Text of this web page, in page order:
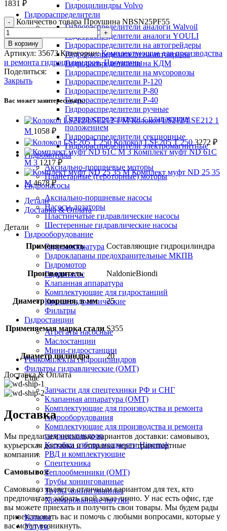
Гидроцилиндры Volvo
Гидрораспределители
Гидрораспределители аналоги Walvoil
Гидрораспределители аналоги YOULI
Гидрораспределители на автогрейдеры
Гидрораспределители на автокраны
Гидрораспределители на КДМ
Гидрораспределители на мусоровозы
Гидрораспределители Р-120
Гидрораспределители Р-80
Гидрораспределители Р-40
Гидрораспределители ручные
Гидрораспределители с плавающим
положением
Гидрораспределители секционные
Гидрораспределители электромагнитные
Гидромоторы
Аксиально-поршневые моторы
Планетарные (героторные) моторы
Гидронасосы
Аксиально-поршневые насосы
Насосы-дозаторы
Пластинчатые гидравлические насосы
Шестеренные гидравлические насосы
Гидрооборудование
Гидроаппаратура
Гидроклапаны предохранительные МКПВ
Гидромотор
Гидронасос
Клапанная аппаратура
Комплектующие для гидростанций
Краны гидравлические
Фильтры
Гидростанции
Агрегаты насосные
Маслостанции
Мини-гидростанции
Ремкомплекты гидроцилиндров
Фильтры гидравлические (OMT)
Еще
Запчасти для спецтехники РФ и СНГ
Клапанная аппаратура (OMT)
Комплектующие для производства и ремонта
гидрооборудования
Комплектующие для производства и ремонта
гидроцилиндров
Коробки отбора мощности Hipomak
РВД и комплектующие
Спецтехника
Теплообменники (OMT)
Трубы хонингованные
Трубы хонингованные
Хромированные прутки
Каталог
Услуги
1831 ₽
Количество товара Проушина NBSN25PF55
В корзину
Артикул: 35673Категории: Комплектующие для производства
и ремонта гидроцилиндров, Проушины
Поделиться:
Закрыть
Вас может заинтересовать:
Колокол LS212/LSE212 1
M 1058 ₽
Колокол LSE205 T 250 3272 ₽
Комплект муфт ND 61C
M 3 1217 ₽
Комплект муфт ND 25 35
M4678₽
Детали
Доставка & Оплата
Детали
Применяемость Составляющие гидроцилиндра
Производитель NaldonieBiondi
Диаметр поршня, в мм 25
Применяемая марка стали S355
Диаметр цилиндра 20
Доставка & Оплата
Доставка
Мы предлагаем несколько вариантов доставки: самовывоз,
курьерская доставка и отправка через транспортные
компании.
Самовывоз:
Самовывоз является отличным вариантом для тех, кто
предпочитает забрать свой заказ лично. У нас есть офис, где
вы можете приехать и получить свои товары. Мы будем рады
приветствовать вас и помочь с любыми вопросами, которые у
вас могут возникнуть.